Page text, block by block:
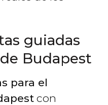
guiadas
Budapest
para el
con